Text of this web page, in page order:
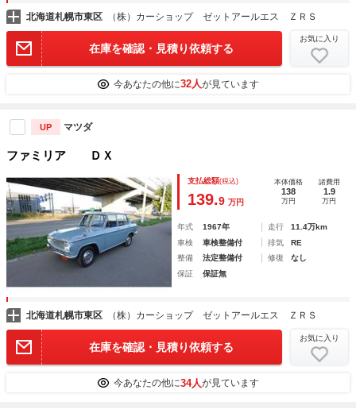
北海道札幌市東区 （株）カーショップ ゼットアールエス ＺＲＳ
在庫を確認・見積り依頼する
お気に入り
今あなたの他に32人が見ています
UP マツダ
ファミリア ＤＸ
支払総額(税込)
139.9 万円
本体価格
138
万円
諸費用
1.9
万円
年式 1967年 走行
11.4万km
車検
車検整備付 排気
RE
整備
法定整備付 修復
なし
保証
保証無
北海道札幌市東区 （株）カーショップ ゼットアールエス ＺＲＳ
在庫を確認・見積り依頼する
お気に入り
今あなたの他に34人が見ています